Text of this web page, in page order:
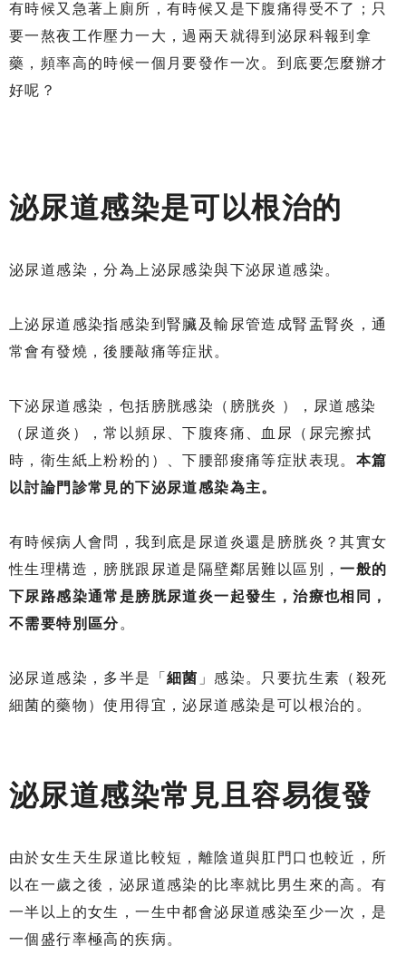
有時候又急著上廁所，有時候又是下腹痛得受不了；只
要一熬夜工作壓力一大，過兩天就得到泌尿科報到拿
藥，頻率高的時候一個月要發作一次。到底要怎麼辦才
好呢？
泌尿道感染是可以根治的
泌尿道感染，分為上泌尿感染與下泌尿道感染。
上泌尿道感染指感染到腎臟及輸尿管造成腎盂腎炎，通
常會有發燒，後腰敲痛等症狀。
下泌尿道感染，包括膀胱感染（膀胱炎 ），尿道感染
（尿道炎），常以頻尿、下腹疼痛、血尿（尿完擦拭
時，衛生紙上粉粉的）、下腰部痠痛等症狀表現。 本篇
以討論門診常見的下泌尿道感染為主。
有時候病人會問，我到底是尿道炎還是膀胱炎？其實女
性生理構造，膀胱跟尿道是隔壁鄰居難以區別，一般的
下尿路感染通常是膀胱尿道炎一起發生，治療也相同，
不需要特別區分。
泌尿道感染，多半是「 細菌 」感染。只要抗生素（殺死
細菌的藥物）使用得宜，泌尿道感染是可以根治的。
泌尿道感染常見且容易復發
由於女生天生尿道比較短，離陰道與肛門口也較近，所
以在一歲之後，泌尿道感染的比率就比男生來的高。有
一半以上的女生，一生中都會泌尿道感染至少一次，是
一個盛行率極高的疾病。